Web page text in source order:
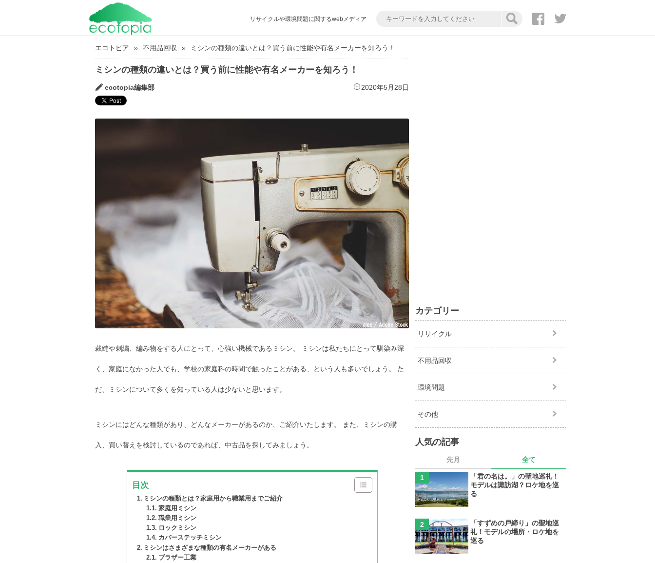
リサイクルや環境問題に関するwebメディア
エコトピア 不用品回収 ミシンの種類の違いとは？買う前に性能や有名メーカーを知ろう！
ミシンの種類の違いとは？買う前に性能や有名メーカーを知ろう！
ecotopia編集部 2020年5月28日
裁縫や刺繍、編み物をする人にとって、心強い機械であるミシン。 ミシンは私たちにとって馴染み深
く、家庭になかった人でも、学校の家庭科の時間で触ったことがある、という人も多いでしょう。 た
だ、ミシンについて多くを知っている人は少ないと思います。
ミシンにはどんな種類があり、どんなメーカーがあるのか、ご紹介いたします。 また、ミシンの購
入、買い替えを検討しているのであれば、中古品を探してみましょう。
目次
ミシンの種類とは？家庭用から職業用までご紹介
家庭用ミシン
職業用ミシン
ロックミシン
カバーステッチミシン
ミシンはさまざまな種類の有名メーカーがある
ブラザー工業
カテゴリー
リサイクル
不用品回収
環境問題
その他
人気の記事
先月 全て
「君の名は。」の聖地巡礼！
モデルは諏訪湖？ロケ地を巡
る
「すずめの戸締り」の聖地巡
礼！モデルの場所・ロケ地を
巡る